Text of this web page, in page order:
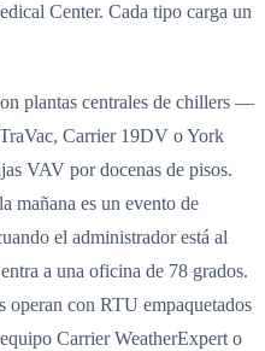
Center. Cada tipo carga un
plantas centrales de chillers —
Carrier 19DV o York
VAV por docenas de pisos.
mañana es un evento de
el administrador está al
a una oficina de 78 grados.
operan con RTU empaquetados
Carrier WeatherExpert o